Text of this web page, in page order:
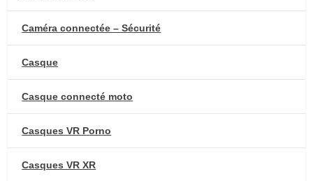
Caméra connectée – Sécurité
Casque
Casque connecté moto
Casques VR Porno
Casques VR XR